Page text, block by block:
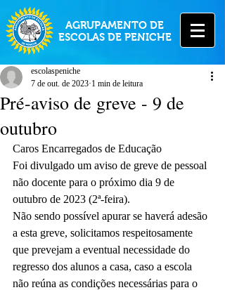
AGRUPAMENTO DE
ESCOLAS DE PENICHE
Pré-aviso de greve - 9 de
outubro
escolaspeniche
7 de out. de 2023 1 min de leitura
Caros Encarregados de Educação
Foi divulgado um aviso de greve de pessoal
não docente para o próximo dia 9 de
outubro de 2023 (2ª-feira).
Não sendo possível apurar se haverá adesão
a esta greve, solicitamos respeitosamente
que prevejam a eventual necessidade do
regresso dos alunos a casa, caso a escola
não reúna as condições necessárias para o